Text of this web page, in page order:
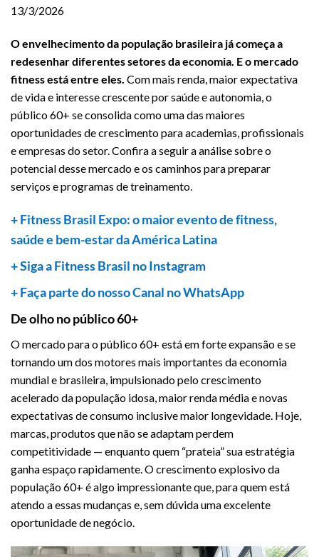
13/3/2026
O envelhecimento da população brasileira já começa a
redesenhar diferentes setores da economia. E o mercado
fitness está entre eles. Com mais renda, maior expectativa
de vida e interesse crescente por saúde e autonomia, o
público 60+ se consolida como uma das maiores
oportunidades de crescimento para academias, profissionais
e empresas do setor. Confira a seguir a análise sobre o
potencial desse mercado e os caminhos para preparar
serviços e programas de treinamento.
+ Fitness Brasil Expo: o maior evento de fitness,
saúde e bem-estar da América Latina
+ Siga a Fitness Brasil no Instagram
+ Faça parte do nosso Canal no WhatsApp
De olho no público 60+
O mercado para o público 60+ está em forte expansão e se
tornando um dos motores mais importantes da economia
mundial e brasileira, impulsionado pelo crescimento
acelerado da população idosa, maior renda média e novas
expectativas de consumo inclusive maior longevidade. Hoje,
marcas, produtos que não se adaptam perdem
competitividade — enquanto quem “prateia” sua estratégia
ganha espaço rapidamente. O crescimento explosivo da
população 60+ é algo impressionante que, para quem está
atendo a essas mudanças e, sem dúvida uma excelente
oportunidade de negócio.